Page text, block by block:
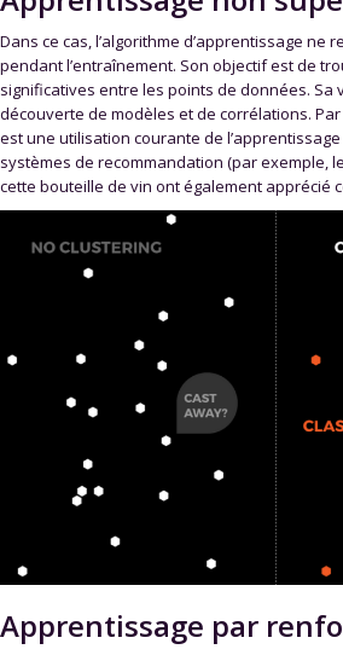
Dans ce cas, l’algorithme d’apprentissage ne
pendant l’entraînement. Son objectif est de
significatives entre les points de données. Sa
découverte de modèles et de corrélations.
est une utilisation courante de
systèmes de recommandation (par exemple,
cette bouteille de vin ont également apprécié
Apprentissage par